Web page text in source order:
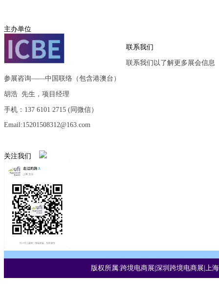
主办单位
联系我们
联系我们以了解更多展会信息
参展咨询——中国联络（包含港澳台）
胡浩 先生，项目经理
手机：137 6101 2715 (同微信）
Email:15201508312@163.com
关注我们
版权所属:跨境电商展|深圳跨境电商展|上